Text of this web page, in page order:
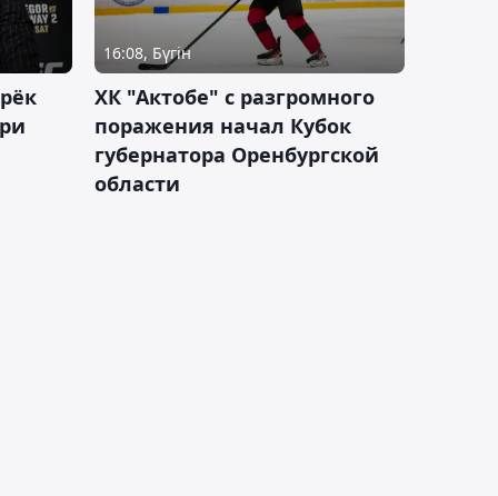
16:08, Бүгін
ХК "Актобе" с разгромного
поражения начал Кубок
губернатора Оренбургской
области